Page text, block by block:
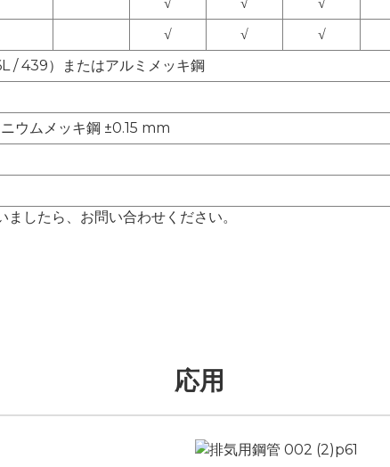
√ √ √
/ 439）またはアルミメッキ鋼
ウムメッキ鋼 ±0.15 mm
したら、お問い合わせください。
応用